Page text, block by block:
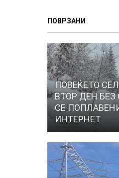
ПОВРЗАНИ
ПОВЕЌЕТО
ВТОР ДЕН БЕЗ
СЕ
ИНТЕРНЕТ